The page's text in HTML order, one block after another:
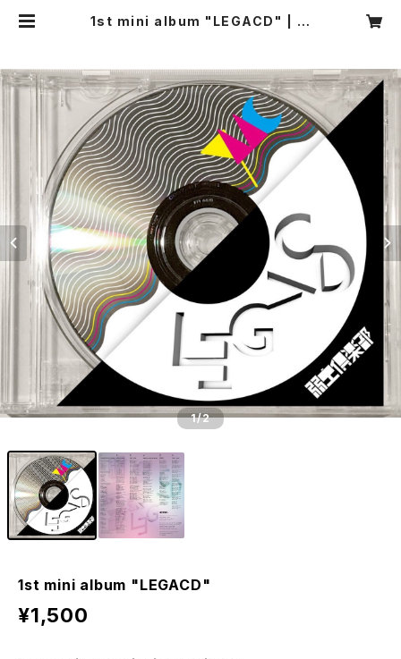
1st mini album "LEGACD" | 弱
1/2
1st mini album "LEGACD"
¥1,500